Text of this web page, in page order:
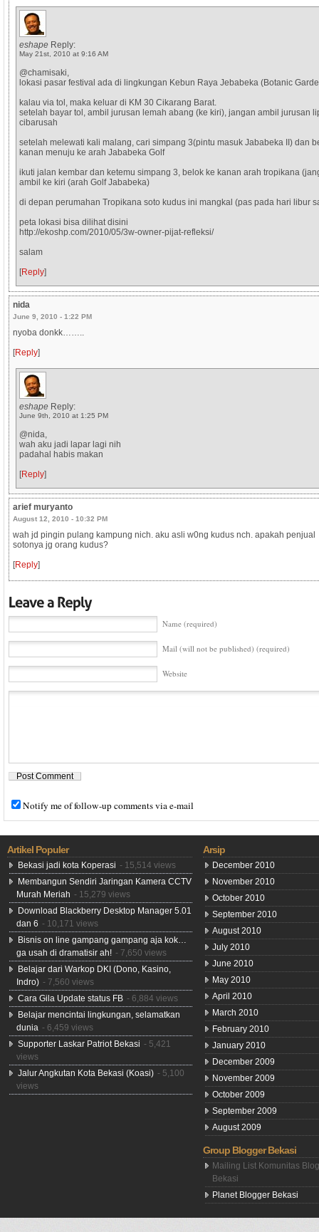
eshape Reply:
May 21st, 2010 at 9:16 AM
@chamisaki,
lokasi pasar festival ada di lingkungan Kebun Raya Jebabeka (Botanic
kalau via tol, maka keluar di KM 30 Cikarang Barat.
setelah bayar tol, ambil jurusan lemah abang (ke kiri), jangan ambil jurusan
cibarusah
setelah melewati kali malang, cari simpang 3(pintu masuk Jababeka II) dan
kanan menuju ke arah Jababeka Golf
ikuti jalan kembar dan ketemu simpang 3, belok ke kanan arah tropikana
ambil ke kiri (arah Golf Jababeka)
di depan perumahan Tropikana soto kudus ini mangkal (pas pada hari libur
peta lokasi bisa dilihat disini
http://ekoshp.com/2010/05/3w-owner-pijat-refleksi/
salam
[Reply]
nida
June 9, 2010 - 1:22 PM
nyoba donkk……..
[Reply]
eshape Reply:
June 9th, 2010 at 1:25 PM
@nida,
wah aku jadi lapar lagi nih
padahal habis makan
[Reply]
arief muryanto
August 12, 2010 - 10:32 PM
wah jd pingin pulang kampung nich. aku asli w0ng kudus nch. apakah penjual
sotonya jg orang kudus?
[Reply]
Name (required)
Mail (will not be published) (required)
Website
Notify me of follow-up comments via e-mail
Artikel Populer
Bekasi jadi kota Koperasi - 15,514 views
Membangun Sendiri Jaringan Kamera CCTV
Murah Meriah - 15,279 views
Download Blackberry Desktop Manager 5.01
dan 6 - 10,171 views
Bisnis on line gampang gampang aja kok…
ga usah di dramatisir ah! - 7,650 views
Belajar dari Warkop DKI (Dono, Kasino,
Indro) - 7,560 views
Cara Gila Update status FB - 6,884 views
Belajar mencintai lingkungan, selamatkan
dunia - 6,459 views
Supporter Laskar Patriot Bekasi - 5,421
views
Jalur Angkutan Kota Bekasi (Koasi) - 5,100
views
Arsip
December 2010
November 2010
October 2010
September 2010
August 2010
July 2010
June 2010
May 2010
April 2010
March 2010
February 2010
January 2010
December 2009
November 2009
October 2009
September 2009
August 2009
Group Blogger Bekasi
Mailing List Komunitas
Bekasi
Planet Blogger Bekasi